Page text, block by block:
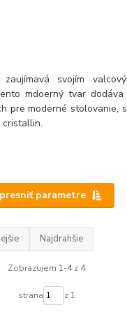
svojím
mdoerný tvar
pre moderné stolovanie,
parametre
Najdrahšie
Zobrazujem 1-4 z 4
strana z 1